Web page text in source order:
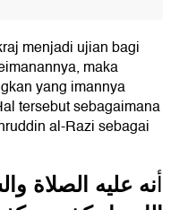
menjadi ujian bagi
maka
yang imannya
tersebut sebagaimana
al-Razi sebagai
أنه عليه الصلاة